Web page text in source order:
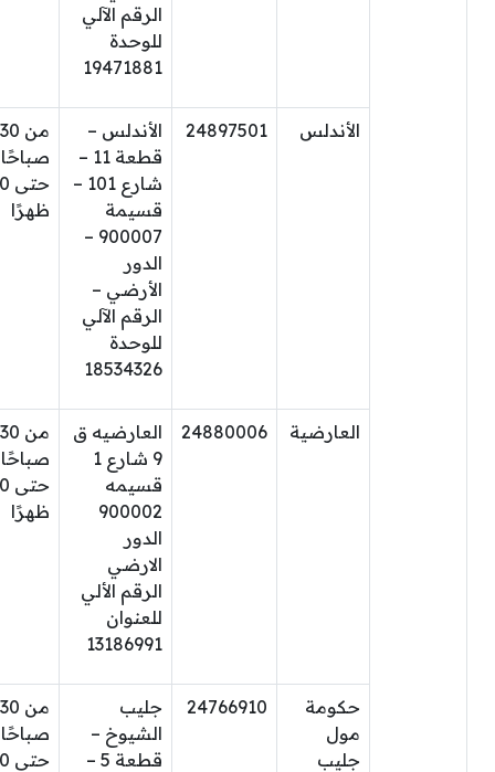
الرقم الآلي
للوحدة
19471881
الأندلس 24897501
الأندلس –
قطعة 11 –
شارع 101 –
قسيمة
900007 –
الدور
الأرضي –
الرقم الآلي
للوحدة
18534326
من
صباحًا
ظهرًا
العارضية 24880006
العارضيه ق
9 شارع 1
قسيمه
900002
الدور
الارضي
الرقم الألي
للعنوان
13186991
من
صباحًا
ظهرًا
حكومة
مول
جليب
24766910
جليب
الشيوخ –
قطعة 5 –
من
صباحًا